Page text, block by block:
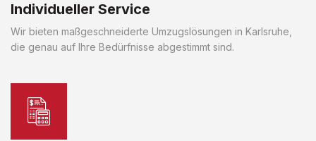
Individueller Service
Wir bieten maßgeschneiderte Umzugslösungen in Karlsruhe,
die genau auf Ihre Bedürfnisse abgestimmt sind.